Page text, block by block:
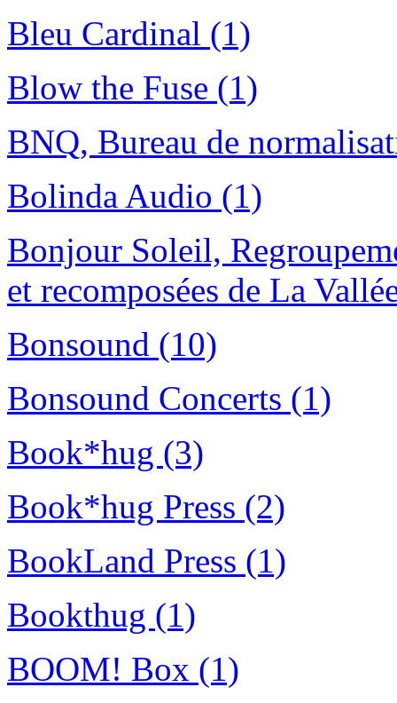
Bleu Cardinal (1)
Blow the Fuse (1)
BNQ, Bureau de
Bolinda Audio (1)
Bonjour Soleil,
et recomposées de La
Bonsound (10)
Bonsound Concerts (1)
Book*hug (3)
Book*hug Press (2)
BookLand Press (1)
Bookthug (1)
BOOM! Box (1)